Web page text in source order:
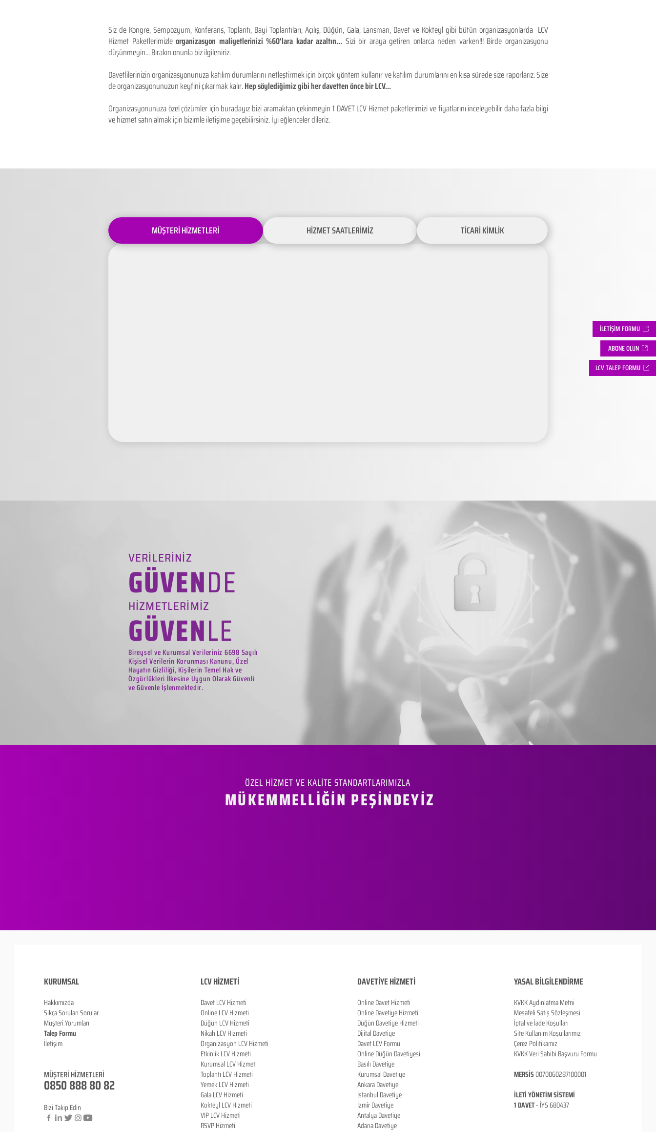
ABONE OLUN
LCV TALEP FORMU
İLETİŞİM FORMU
Siz de Kongre, Sempozyum, Konferans, Toplantı, Bayi Toplantıları, Açılış, Düğün, Gala, Lansman, Davet ve Kokteyl gibi bütün organizasyonlarda LCV
Hizmet Paketlerimizleorganizasyon maliyetlerinizi %60'lara kadar azaltın... Sizi bir araya getiren onlarca neden varken!!! Birde organizasyonu
düşünmeyin... Bırakın onunla biz ilgileniriz.
Davetlilerinizin organizasyonunuza katılım durumlarını netleştirmek için birçok yöntem kullanır ve katılım durumlarını en kısa sürede size raporlarız. Size
de organizasyonunuzun keyfini çıkarmak kalır.Hep söylediğimiz gibi her davetten önce bir LCV...
Organizasyonunuza özel çözümler için buradayız bizi aramaktan çekinmeyin 1 DAVET LCV Hizmet paketlerimizi ve fiyatlarını inceleyebilir daha fazla bilgi
ve hizmet satın almak için bizimle iletişime geçebilirsiniz. İyi eğlenceler dileriz.
MÜŞTERİ HİZMETLERİ HİZMET SAATLERİMİZ TİCARİ KİMLİK
VERİLERİNİZ
GÜVENDE
HİZMETLERİMİZ
GÜVENLE
Bireysel ve Kurumsal Verileriniz 6698 Sayılı
Kişisel Verilerin Korunması Kanunu, Özel
Hayatın Gizliliği, Kişilerin Temel Hak ve
Özgürlükleri İlkesine Uygun Olarak Güvenli
ve Güvenle İşlenmektedir.
ÖZEL HİZMET VE KALİTE STANDARTLARIMIZLA
MÜKEMMELLİĞİN PEŞİNDEYİZ
KURUMSAL
Hakkımızda
Sıkça Sorulan Sorular
Müşteri Yorumları
Talep Formu
İletişim
MÜŞTERİ HİZMETLERİ
0850 888 80 82
Bizi Takip Edin
LCV HİZMETİ
Davet LCV Hizmeti
Online LCV Hizmeti
Düğün LCV Hizmeti
Nikah LCV Hizmeti
Organizasyon LCV Hizmeti
Etkinlik LCV Hizmeti
Kurumsal LCV Hizmeti
Toplantı LCV Hizmeti
Yemek LCV Hizmeti
Gala LCV Hizmeti
Kokteyl LCV Hizmeti
VIP LCV Hizmeti
RSVP Hizmeti
DAVETİYE HİZMETİ
Online Davet Hizmeti
Online Davetiye Hizmeti
Düğün Davetiye Hizmeti
Dijital Davetiye
Davet LCV Formu
Online Düğün Davetiyesi
Basılı Davetiye
Kurumsal Davetiye
Ankara Davetiye
İstanbul Davetiye
İzmir Davetiye
Antalya Davetiye
Adana Davetiye
YASAL BİLGİLENDİRME
KVKK Aydınlatma Metni
Mesafeli Satış Sözleşmesi
İptal ve İade Koşulları
Site Kullanım Koşullarımız
Çerez Politikamız
KVKK Veri Sahibi Başvuru Formu
MERSİS0070060287100001
İLETİ YÖNETİM SİSTEMİ
1 DAVET- İYS 680437